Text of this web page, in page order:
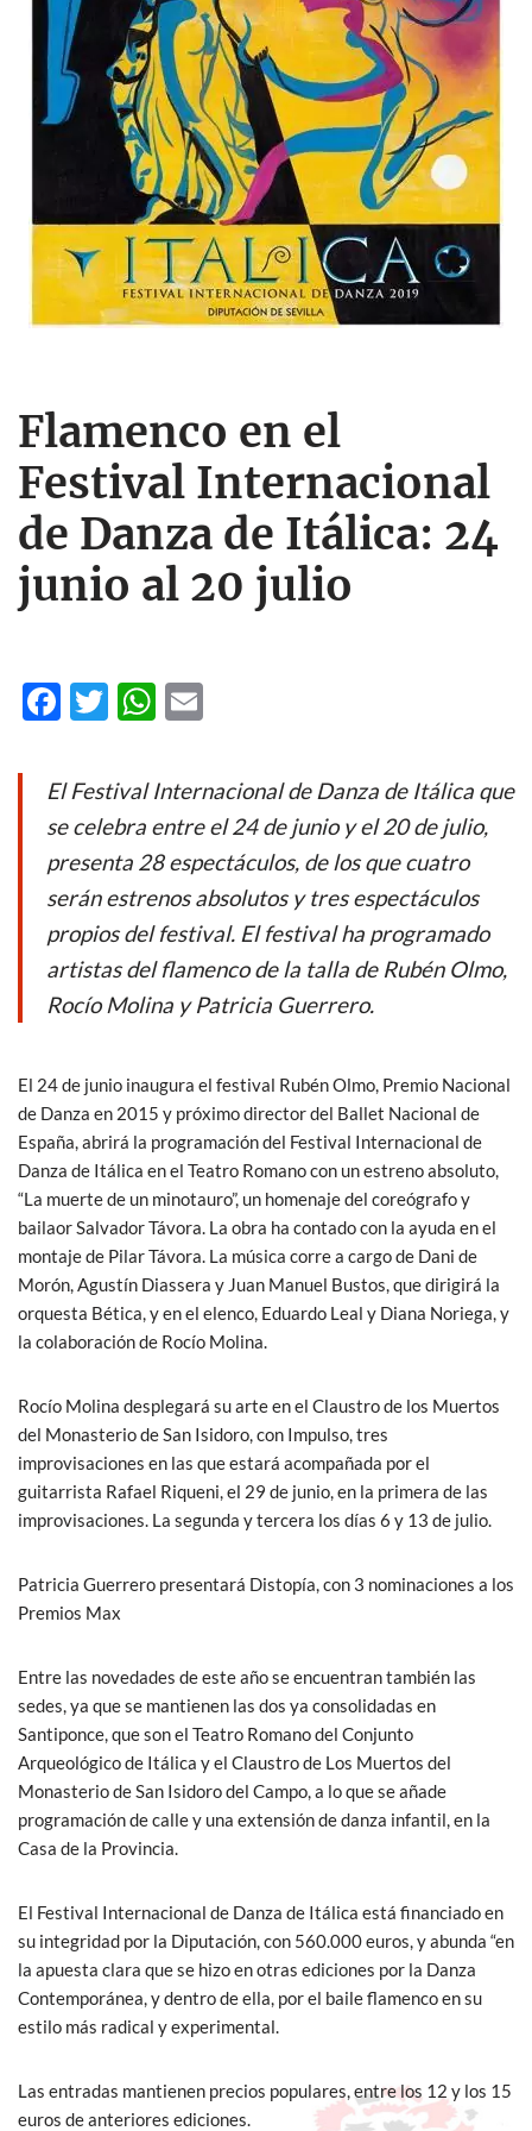
Flamenco en el
Festival Internacional
de Danza de Itálica: 24
junio al 20 julio
F
e
b
o
o
k
T
itt
er
W
at
s
A
p
p
ail
El Festival Internacional de Danza de Itálica que
se celebra entre el 24 de junio y el 20 de julio,
presenta 28 espectáculos, de los que cuatro
serán estrenos absolutos y tres espectáculos
propios del festival. El festival ha programado
artistas del flamenco de la talla de Rubén Olmo,
Rocío Molina y Patricia Guerrero.
El 24 de junio inaugura el festival Rubén Olmo, Premio Nacional
de Danza en 2015 y próximo director del Ballet Nacional de
España, abrirá la programación del Festival Internacional de
Danza de Itálica en el Teatro Romano con un estreno absoluto,
“La muerte de un minotauro”, un homenaje del coreógrafo y
bailaor Salvador Távora. La obra ha contado con la ayuda en el
montaje de Pilar Távora. La música corre a cargo de Dani de
Morón, Agustín Diassera y Juan Manuel Bustos, que dirigirá la
orquesta Bética, y en el elenco, Eduardo Leal y Diana Noriega, y
la colaboración de Rocío Molina.
Rocío Molina desplegará su arte en el Claustro de los Muertos
del Monasterio de San Isidoro, con Impulso, tres
improvisaciones en las que estará acompañada por el
guitarrista Rafael Riqueni, el 29 de junio, en la primera de las
improvisaciones. La segunda y tercera los días 6 y 13 de julio.
Patricia Guerrero presentará Distopía, con 3 nominaciones a los
Premios Max
Entre las novedades de este año se encuentran también las
sedes, ya que se mantienen las dos ya consolidadas en
Santiponce, que son el Teatro Romano del Conjunto
Arqueológico de Itálica y el Claustro de Los Muertos del
Monasterio de San Isidoro del Campo, a lo que se añade
programación de calle y una extensión de danza infantil, en la
Casa de la Provincia.
El Festival Internacional de Danza de Itálica está financiado en
su integridad por la Diputación, con 560.000 euros, y abunda “en
la apuesta clara que se hizo en otras ediciones por la Danza
Contemporánea, y dentro de ella, por el baile flamenco en su
estilo más radical y experimental.
Las entradas mantienen precios populares, entre los 12 y los 15
euros de anteriores ediciones.